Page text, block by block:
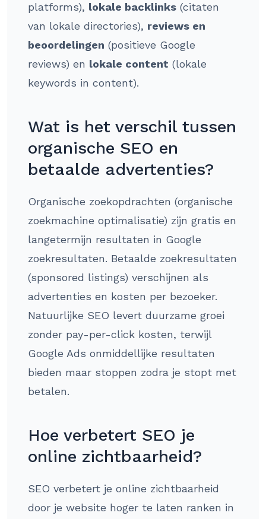
platforms), lokale backlinks (citaten
van lokale directories), reviews en
beoordelingen (positieve Google
reviews) en lokale content (lokale
keywords in content).
Wat is het verschil tussen
organische SEO en
betaalde advertenties?
Organische zoekopdrachten (organische
zoekmachine optimalisatie) zijn gratis en
langetermijn resultaten in Google
zoekresultaten. Betaalde zoekresultaten
(sponsored listings) verschijnen als
advertenties en kosten per bezoeker.
Natuurlijke SEO levert duurzame groei
zonder pay-per-click kosten, terwijl
Google Ads onmiddellijke resultaten
bieden maar stoppen zodra je stopt met
betalen.
Hoe verbetert SEO je
online zichtbaarheid?
SEO verbetert je online zichtbaarheid
door je website hoger te laten ranken in